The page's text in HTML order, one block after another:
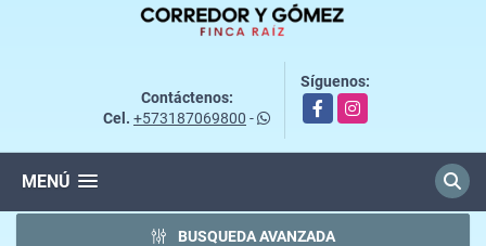
Contáctenos:
Cel. +573187069800 -
Síguenos:
FacebookInstagram
MENÚ
BUSQUEDA AVANZADA